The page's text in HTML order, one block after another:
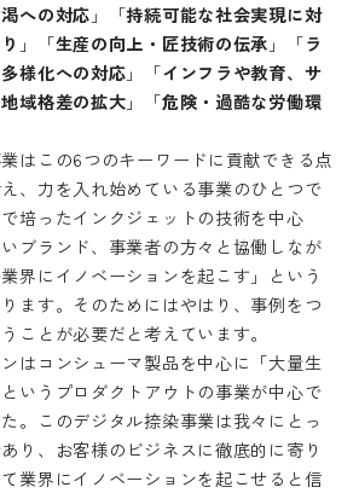
への対応 」「持続可能な社会実現に対
」「生産の向上・匠技術の伝承 」「ラ
様化への対応」「インフラや教育、サ
域格差の拡大」「危険・過酷な労働環
はこの6つのキーワードに貢献できる点
、力を入れ始めている事業のひとつで
培ったインクジェットの技術を中心
ブランド、事業者の方々と協働しなが
界にイノベーションを起こす」という
ます。そのためにはやはり、事例をつ
ことが必要だと考えています。
はコンシューマ製品を中心に「大量生
いうプロダクトアウトの事業が中心で
。このデジタル捺染事業は我々にとっ
り、お客様のビジネスに徹底的に寄り
業界にイノベーションを起こせると信